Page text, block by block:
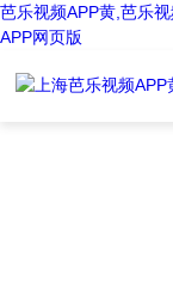
芭乐视频APP黄,芭乐
APP网页版